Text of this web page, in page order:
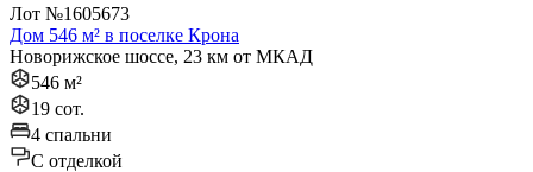
Лот №1605673
Дом 546 м² в поселке Крона
Новорижское шоссе, 23 км от МКАД
546 м²
19 сот.
4 спальни
C отделкой